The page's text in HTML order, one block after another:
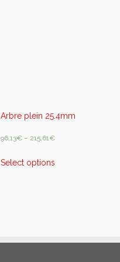
t
y
Arbre plein 25.4mm
96,13€– 215,61€
Select options